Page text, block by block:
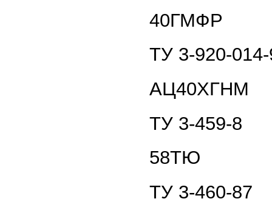
40ГМФР
ТУ 3-920-
АЦ40ХГНМ
ТУ 3-459-8
58ТЮ
ТУ 3-460-87